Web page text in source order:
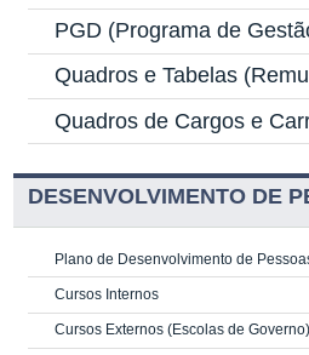
PGD (Programa de
Quadros e Tabelas
Quadros de Cargos e
DESENVOLVIMENTO DE
Plano de Desenvolvimento de
Cursos Internos
Cursos Externos (Escolas de Governo)